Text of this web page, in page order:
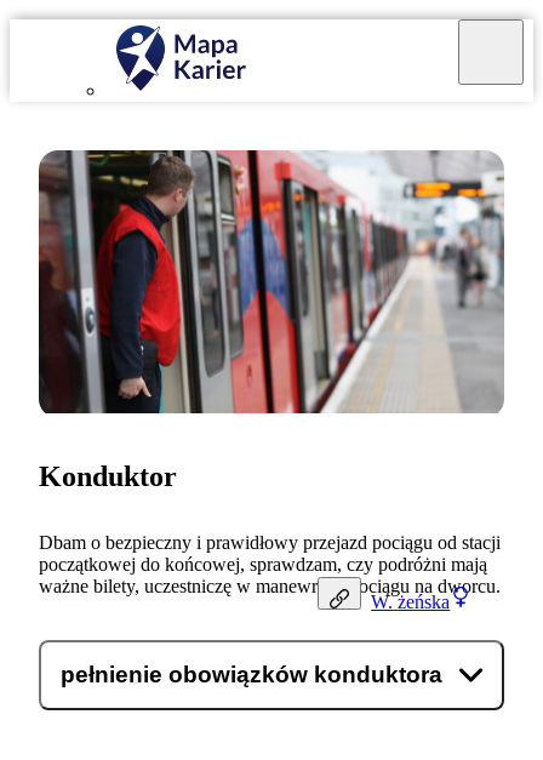
W. żeńska
Konduktor
Dbam o bezpieczny i prawidłowy przejazd pociągu od stacji
początkowej do końcowej, sprawdzam, czy podróżni mają
ważne bilety, uczestniczę w manewrach pociągu na dworcu.
pełnienie obowiązków konduktora